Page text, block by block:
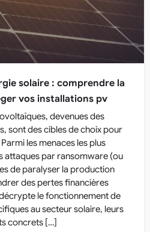
solaire : comprendre la
vos installations pv
devenues des
sont des cibles de choix pour
les menaces les plus
attaques par ransomware (ou
de paralyser la production
des pertes financières
le fonctionnement de
au secteur solaire, leurs
concrets […]